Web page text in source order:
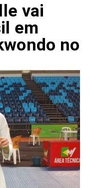
vai
em
no